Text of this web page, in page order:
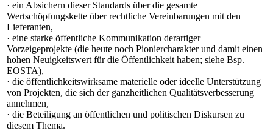
· ein Absichern dieser Standards über die gesamte
Wertschöpfungskette über rechtliche Vereinbarungen mit den
Lieferanten,
· eine starke öffentliche Kommunikation derartiger
Vorzeigeprojekte (die heute noch Pioniercharakter und damit einen
hohen Neuigkeitswert für die Öffentlichkeit haben; siehe Bsp.
EOSTA),
· die öffentlichkeitswirksame materielle oder ideelle Unterstützung
von Projekten, die sich der ganzheitlichen Qualitätsverbesserung
annehmen,
· die Beteiligung an öffentlichen und politischen Diskursen zu
diesem Thema.